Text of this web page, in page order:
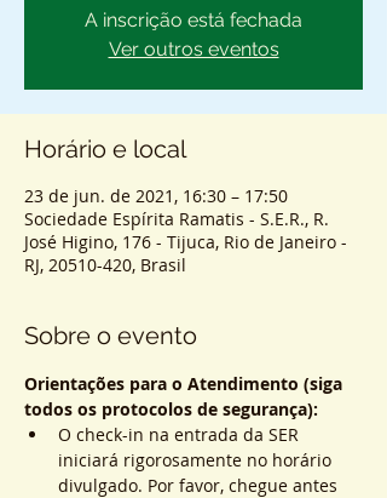
A inscrição está fechada
Ver outros eventos
Horário e local
23 de jun. de 2021, 16:30 – 17:50
Sociedade Espírita Ramatis - S.E.R., R.
José Higino, 176 - Tijuca, Rio de Janeiro -
RJ, 20510-420, Brasil
Sobre o evento
Orientações para o Atendimento (siga
todos os protocolos de segurança):
O check-in na entrada da SER
iniciará rigorosamente no horário
divulgado. Por favor, chegue antes